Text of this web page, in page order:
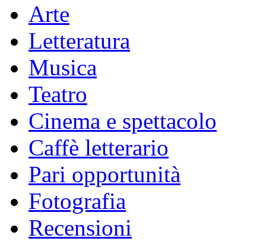
Arte
Letteratura
Musica
Teatro
Cinema e spettacolo
Caffè letterario
Pari opportunità
Fotografia
Recensioni